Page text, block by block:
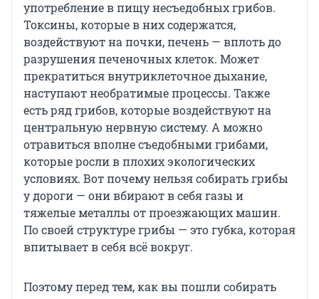
употребление в пищу несъедобных грибов.
Токсины, которые в них содержатся,
воздействуют на почки, печень — вплоть до
разрушения печеночных клеток. Может
прекратиться внутриклеточное дыхание,
наступают необратимые процессы. Также
есть ряд грибов, которые воздействуют на
центральную нервную систему. А можно
отравиться вполне съедобными грибами,
которые росли в плохих экологических
условиях. Вот почему нельзя собирать грибы
у дороги — они вбирают в себя газы и
тяжелые металлы от проезжающих машин.
По своей структуре грибы — это губка, которая
впитывает в себя всё вокруг.
Поэтому перед тем, как вы пошли собирать